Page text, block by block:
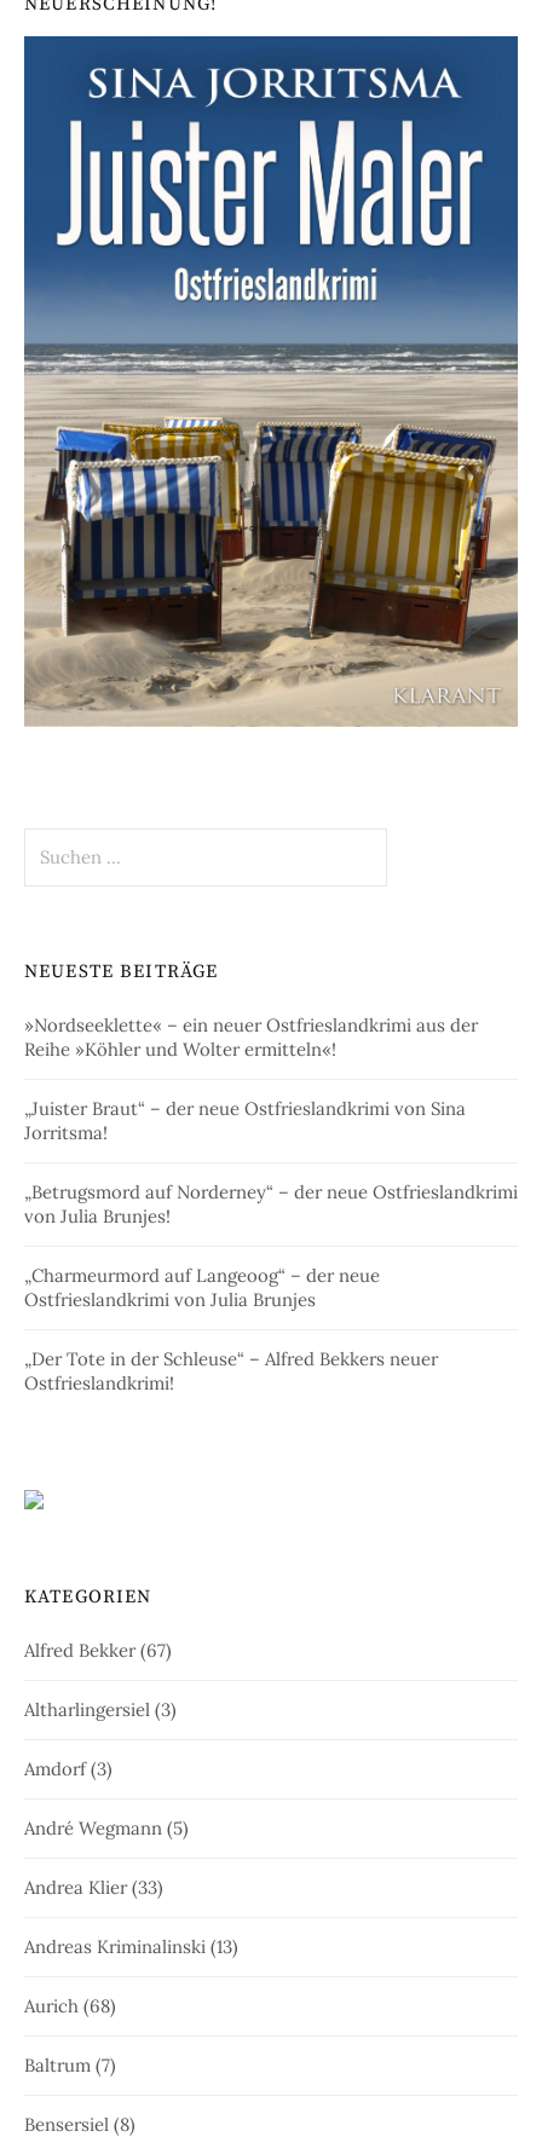
nach:
NEUESTE BEITRÄGE
»Nordseeklette« – ein neuer Ostfrieslandkrimi aus der
Reihe »Köhler und Wolter ermitteln«!
„Juister Braut“ – der neue Ostfrieslandkrimi von Sina
Jorritsma!
„Betrugsmord auf Norderney“ – der neue Ostfrieslandkrimi
von Julia Brunjes!
„Charmeurmord auf Langeoog“ – der neue
Ostfrieslandkrimi von Julia Brunjes
„Der Tote in der Schleuse“ – Alfred Bekkers neuer
Ostfrieslandkrimi!
KATEGORIEN
Alfred Bekker(67)
Altharlingersiel (3)
Amdorf(3)
André Wegmann (5)
Andrea Klier(33)
Andreas Kriminalinski (13)
Aurich (68)
Baltrum (7)
Bensersiel (8)